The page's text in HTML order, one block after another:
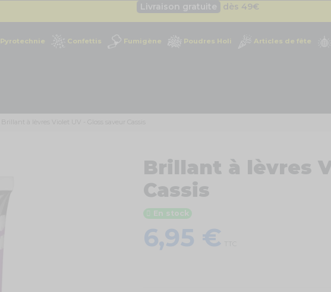
Besoin d'un devis pro ?
Cliquez ici
Pyrotechnie Confettis Fumigène Poudres Holi Articles de fête
Brillant à lèvres Violet UV - Gloss saveur Cassis
Brillant à lèvres
Cassis
En stock
6,95 €